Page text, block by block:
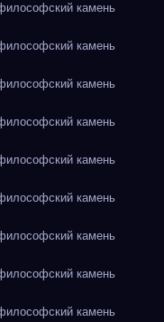
камень
камень
камень
камень
камень
камень
камень
камень
камень